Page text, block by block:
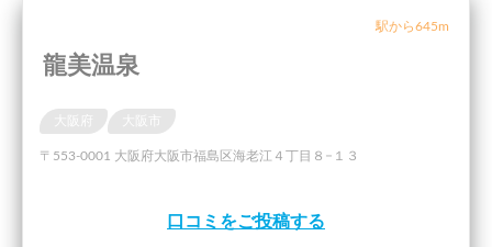
駅から645m
龍美温泉
〒553-0001 大阪府大阪市福島区海老江４丁目８−１３
口コミをご投稿する